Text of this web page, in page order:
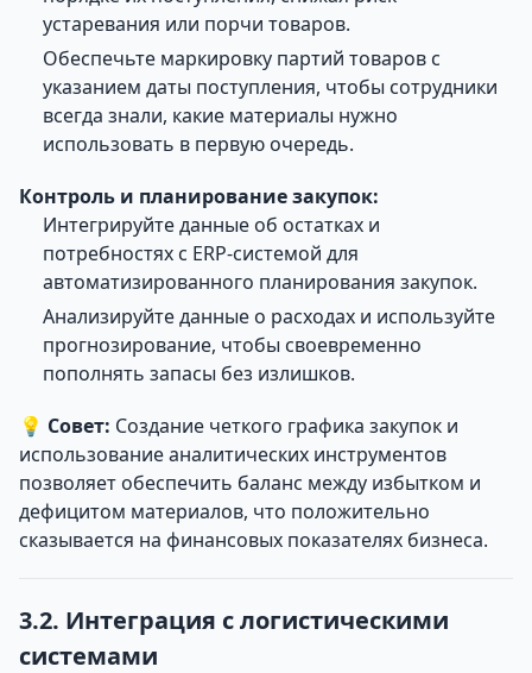
устаревания или порчи товаров.
Обеспечьте маркировку партий товаров с
указанием даты поступления, чтобы сотрудники
всегда знали, какие материалы нужно
использовать в первую очередь.
Контроль и планирование закупок:
Интегрируйте данные об остатках и
потребностях с ERP-системой для
автоматизированного планирования закупок.
Анализируйте данные о расходах и используйте
прогнозирование, чтобы своевременно
пополнять запасы без излишков.
💡 Совет: Создание четкого графика закупок и
использование аналитических инструментов
позволяет обеспечить баланс между избытком и
дефицитом материалов, что положительно
сказывается на финансовых показателях бизнеса.
3.2. Интеграция с логистическими
системами